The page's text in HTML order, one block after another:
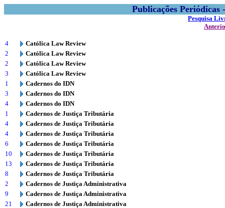
Publicações
Pesquisa
4
Católica Law Review
2
Católica Law Review
2
Católica Law Review
3
Católica Law Review
1
Cadernos do IDN
3
Cadernos do IDN
4
Cadernos do IDN
1
Cadernos de Justiça Tributária
4
Cadernos de Justiça Tributária
4
Cadernos de Justiça Tributária
6
Cadernos de Justiça Tributária
10
Cadernos de Justiça Tributária
13
Cadernos de Justiça Tributária
8
Cadernos de Justiça Tributária
2
Cadernos de Justiça Administrativa
9
Cadernos de Justiça Administrativa
21
Cadernos de Justiça Administrativa